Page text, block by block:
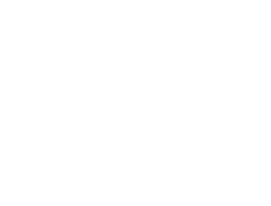
va fi achitata de catre client la receptia hotelului. Noile taxe de